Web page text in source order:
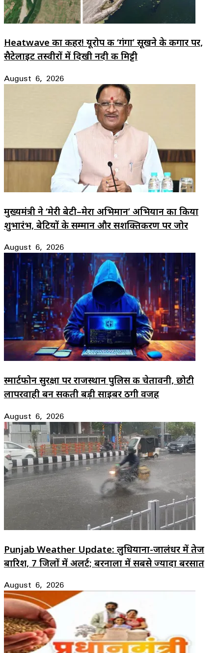
Heatwave का कहर! यूरोप की ‘गंगा’ सूखने के कगार पर,
सैटेलाइट तस्वीरों में दिखी नदी की मिट्टी
August 6, 2026
मुख्यमंत्री ने ‘मेरी बेटी–मेरा अभिमान’ अभियान का किया
शुभारंभ, बेटियों के सम्मान और सशक्तिकरण पर जोर
August 6, 2026
स्मार्टफोन सुरक्षा पर राजस्थान पुलिस की चेतावनी, छोटी
लापरवाही बन सकती बड़ी साइबर ठगी वजह
August 6, 2026
Punjab Weather Update: लुधियाना-जालंधर में तेज
बारिश, 7 जिलों में अलर्ट; बरनाला में सबसे ज्यादा बरसात
August 6, 2026